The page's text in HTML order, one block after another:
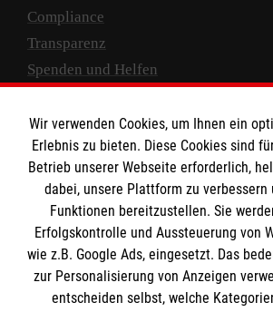
Compliance
Transparenz
Spenden und Helfen
Empfänger: Malteser Hilfsdienst e.V.
IBAN: DE10 3706 0120 1201 2000 12
BIC: GENODED 1PA7
Wir verwenden Cookies, um Ihnen ein
Erlebnis zu bieten. Diese Cookies sind
Betrieb unserer Webseite erforderlich,
dabei, unsere Plattform zu verbessern
Funktionen bereitzustellen. Sie
Erfolgskontrolle und Aussteuerung von
wie z.B. Google Ads, eingesetzt. Das
zur Personalisierung von Anzeigen
entscheiden selbst, welche